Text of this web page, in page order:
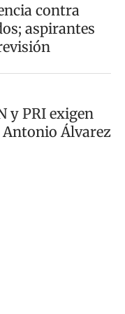
contra
aspirantes
y PRI exigen
Antonio Álvarez